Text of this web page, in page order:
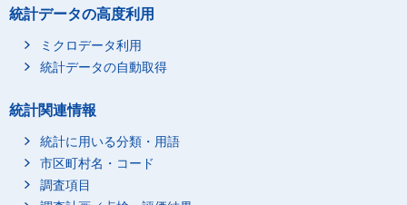
統計データの高度利用
ミクロデータ利用
統計データの自動取得
統計関連情報
統計に用いる分類・用語
市区町村名・コード
調査項目